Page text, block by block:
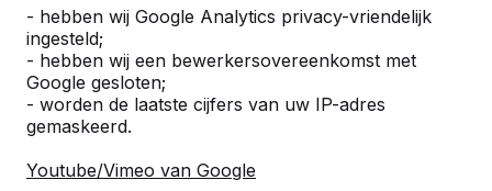
- hebben wij Google Analytics privacy-vriendelijk
ingesteld;
- hebben wij een bewerkersovereenkomst met
Google gesloten;
- worden de laatste cijfers van uw IP-adres
gemaskeerd.
Youtube/Vimeo van Google
Categorie
Alles weergeven
Zoek op plaats of postcode